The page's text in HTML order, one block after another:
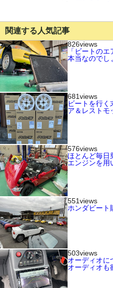
関連する人気記事
826views
「ビートの
本当なのでし
681views
ビートを行く
ア＆レストモ
576views
ほとんど毎日
エンジンを用
551views
ホンダビート
503views
オーディオに
オーディオも